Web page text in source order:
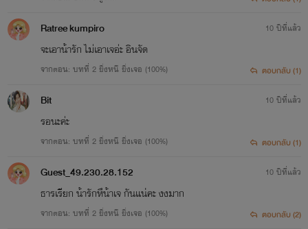
Ratree kumpiro
จะเอาน้ารัก ไม่เอาเจอ่ะ อินจัด
จากตอน: บทที่ 2 ยิ่งหนี ยิ่งเจอ (100%)
10 ปีที่แล้ว
ตอบกลับ (1)
Bit
รอนะค่ะ
จากตอน: บทที่ 2 ยิ่งหนี ยิ่งเจอ (100%)
10 ปีที่แล้ว
ตอบกลับ (1)
Guest_49.230.28.152
ธารเรียก น้ารักหึน้าเจ กันแน่คะ งงมาก
จากตอน: บทที่ 2 ยิ่งหนี ยิ่งเจอ (100%)
10 ปีที่แล้ว
ตอบกลับ (2)